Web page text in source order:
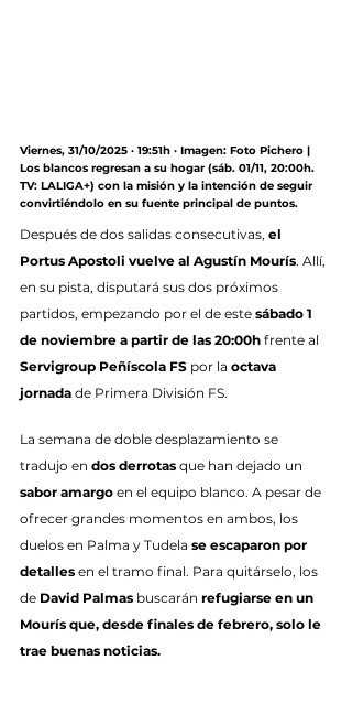
Viernes, 31/10/2025 · 19:51h · Imagen: Foto Pichero |
Los blancos regresan a su hogar (sáb. 01/11, 20:00h.
TV: LALIGA+) con la misión y la intención de seguir
convirtiéndolo en su fuente principal de puntos.
Después de dos salidas consecutivas, el
Portus Apostoli vuelve al Agustín Mourís. Allí,
en su pista, disputará sus dos próximos
partidos, empezando por el de este sábado 1
de noviembre a partir de las 20:00h frente al
Servigroup Peñíscola FS por la octava
jornada de Primera División FS.
La semana de doble desplazamiento se
tradujo en dos derrotas que han dejado un
sabor amargo en el equipo blanco. A pesar de
ofrecer grandes momentos en ambos, los
duelos en Palma y Tudela se escaparon por
detalles en el tramo final. Para quitárselo, los
de David Palmas buscarán refugiarse en un
Mourís que, desde finales de febrero, solo le
trae buenas noticias.